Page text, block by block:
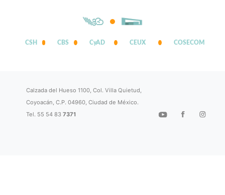
CSH CBS CyAD CEUX COSECOM
Calzada del Hueso 1100, Col. Villa Quietud,
Coyoacán, C.P. 04960, Ciudad de México.
Tel. 55 54 837371